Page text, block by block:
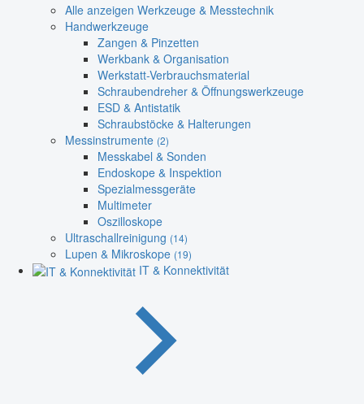
Alle anzeigen Werkzeuge & Messtechnik
Handwerkzeuge
Zangen & Pinzetten
Werkbank & Organisation
Werkstatt-Verbrauchsmaterial
Schraubendreher & Öffnungswerkzeuge
ESD & Antistatik
Schraubstöcke & Halterungen
Messinstrumente (2)
Messkabel & Sonden
Endoskope & Inspektion
Spezialmessgeräte
Multimeter
Oszilloskope
Ultraschallreinigung (14)
Lupen & Mikroskope (19)
IT & Konnektivität